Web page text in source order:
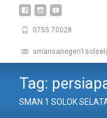
0755 70028
Tag:
SMAN 1 SOLOK